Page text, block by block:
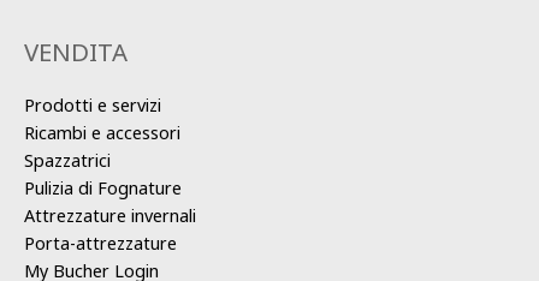
VENDITA
Prodotti e servizi
Ricambi e accessori
Spazzatrici
Pulizia di Fognature
Attrezzature invernali
Porta-attrezzature
My Bucher Login